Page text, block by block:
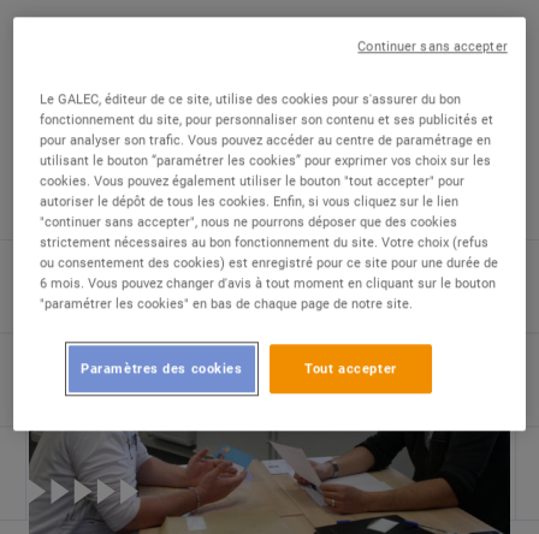
Quelles sont les questions-
types lors de l’entretien ?
Le GALEC, éditeur de ce site, utilise des cookies pour s'assurer du bon
fonctionnement du site, pour personnaliser son contenu et ses publicités et
pour analyser son trafic. Vous pouvez accéder au centre de paramétrage en
utilisant le bouton “paramétrer les cookies” pour exprimer vos choix sur les
cookies. Vous pouvez également utiliser le bouton "tout accepter" pour
autoriser le dépôt de tous les cookies. Enfin, si vous cliquez sur le lien
"continuer sans accepter", nous ne pourrons déposer que des cookies
strictement nécessaires au bon fonctionnement du site. Votre choix (refus
ou consentement des cookies) est enregistré pour ce site pour une durée de
6 mois. Vous pouvez changer d'avis à tout moment en cliquant sur le bouton
"paramétrer les cookies" en bas de chaque page de notre site.
Tout accepter
Paramètres des cookies
Continuer sans accepter